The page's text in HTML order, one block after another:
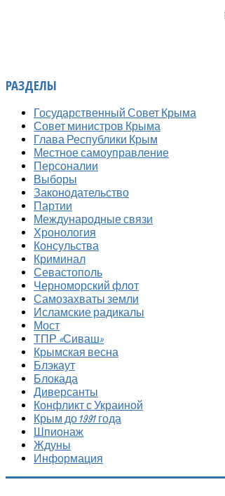
РАЗДЕЛЫ
Государственный Совет Крыма
Совет министров Крыма
Глава Республики Крым
Местное самоуправление
Персоналии
Выборы
Законодательство
Партии
Международные связи
Хронология
Консульства
Криминал
Севастополь
Черноморский флот
Самозахваты земли
Исламские радикалы
Мост
ТПР «Сиваш»
Крымская весна
Блэкаут
Блокада
Диверсанты
Конфликт с Украиной
Крым до 1991 года
Шпионаж
Ждуны
Информация